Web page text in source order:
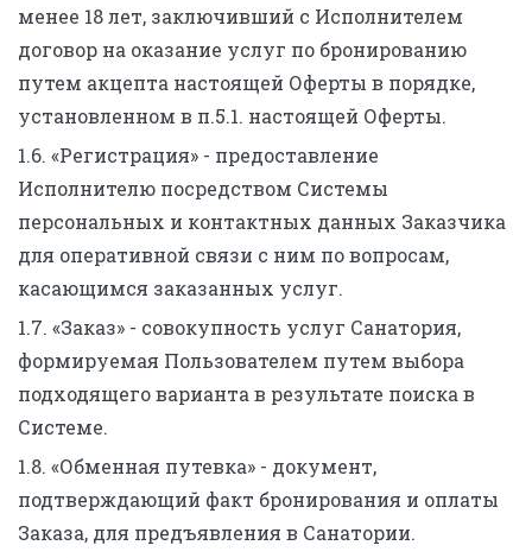
менее 18 лет, заключивший с Исполнителем
договор на оказание услуг по бронированию
путем акцепта настоящей Оферты в порядке,
установленном в п.5.1. настоящей Оферты.
1.6. «Регистрация» - предоставление
Исполнителю посредством Системы
персональных и контактных данных Заказчика
для оперативной связи с ним по вопросам,
касающимся заказанных услуг.
1.7. «Заказ» - совокупность услуг Санатория,
формируемая Пользователем путем выбора
подходящего варианта в результате поиска в
Системе.
1.8. «Обменная путевка» - документ,
подтверждающий факт бронирования и оплаты
Заказа, для предъявления в Санатории.